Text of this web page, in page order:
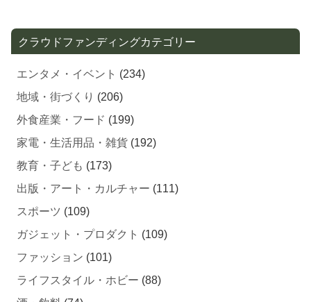
クラウドファンディングカテゴリー
エンタメ・イベント (234)
地域・街づくり (206)
外食産業・フード (199)
家電・生活用品・雑貨 (192)
教育・子ども (173)
出版・アート・カルチャー (111)
スポーツ (109)
ガジェット・プロダクト (109)
ファッション (101)
ライフスタイル・ホビー (88)